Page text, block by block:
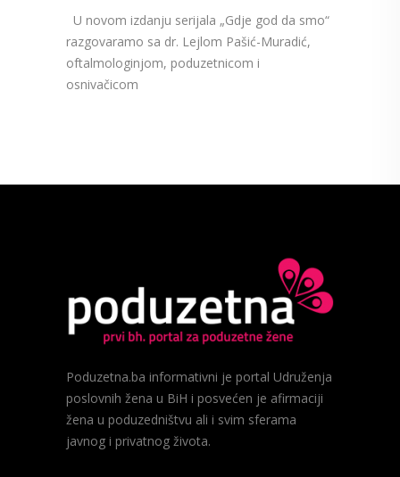
U novom izdanju serijala „Gdje god da smo“
razgovaramo sa dr. Lejlom Pašić-Muradić,
oftalmologinjom, poduzetnicom i
osnivačicom
Poduzetna.ba informativni je portal Udruženja
poslovnih žena u BiH i posvećen je afirmaciji
žena u poduzedništvu ali i svim sferama
javnog i privatnog života.